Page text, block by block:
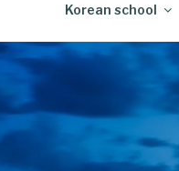
Korean school